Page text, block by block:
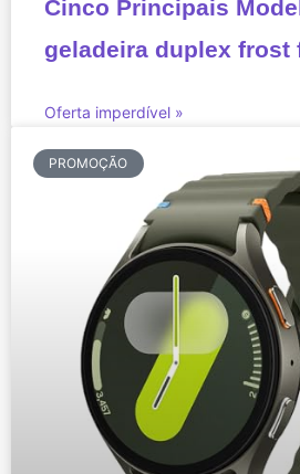
Cinco Principais
geladeira duplex frost
Oferta imperdível »
PROMOÇÃO